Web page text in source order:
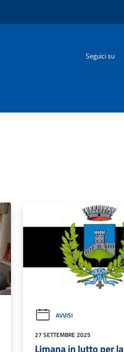
Seguici su
AVVISI
27 SETTEMBRE 2025